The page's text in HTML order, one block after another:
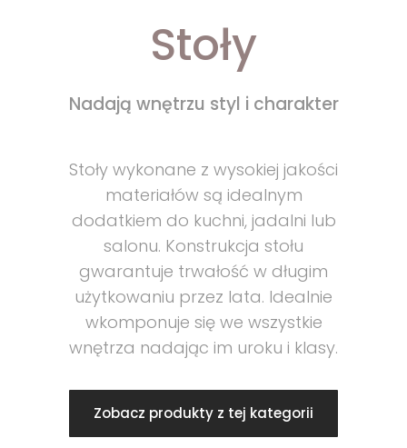
Stoły
Nadają wnętrzu styl i charakter
Stoły wykonane z wysokiej jakości
materiałów są idealnym
dodatkiem do kuchni, jadalni lub
salonu. Konstrukcja stołu
gwarantuje trwałość w długim
użytkowaniu przez lata. Idealnie
wkomponuje się we wszystkie
wnętrza nadając im uroku i klasy.
Zobacz produkty z tej kategorii